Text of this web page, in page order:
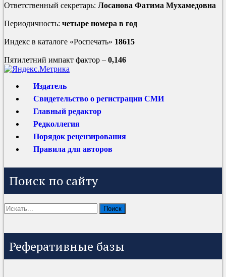
Ответственный секретарь: Лосанова Фатима Мухамедовна
Периодичность: четыре номера в год
Индекс в каталоге «Роспечать» 18615
Пятилетний импакт фактор – 0,146
Издатель
Свидетельство о регистрации СМИ
Главный редактор
Редколлегия
Порядок рецензирования
Правила для авторов
Поиск по сайту
Реферативные базы